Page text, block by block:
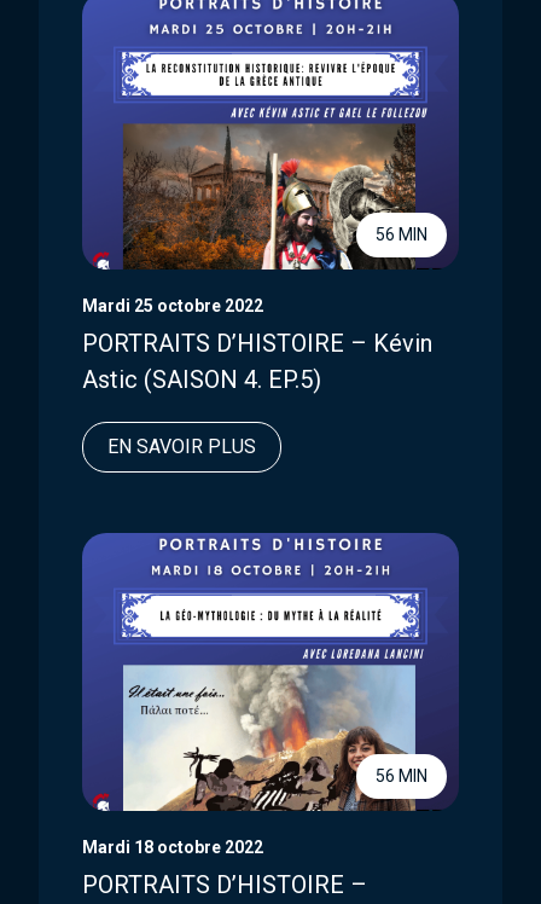
56 MIN
Mardi 25 octobre 2022
PORTRAITS D’HISTOIRE – Kévin
Astic (SAISON 4. EP.5)
EN SAVOIR PLUS
56 MIN
Mardi 18 octobre 2022
PORTRAITS D’HISTOIRE –